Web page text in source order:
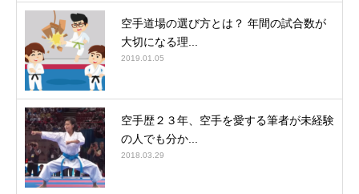
空手道場の選び方とは？ 年間の試合数が
大切になる理...
2019.01.05
空手歴２３年、空手を愛する筆者が未経験
の人でも分か...
2018.03.29